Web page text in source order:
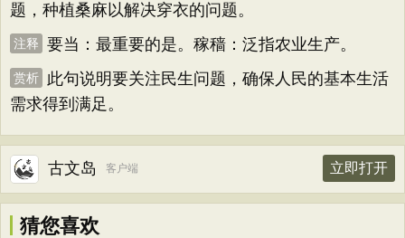
题，种植桑麻以解决穿衣的问题。
注释 要当：最重要的是。稼穑：泛指农业生产。
赏析
此句说明要关注民生问题，确保人民的基本生活
需求得到满足。
古文岛 客户端 立即打开
猜您喜欢